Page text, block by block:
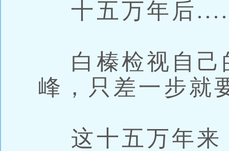
十五万年后
白榛检视自己
峰，只差一步就
这十五万年来